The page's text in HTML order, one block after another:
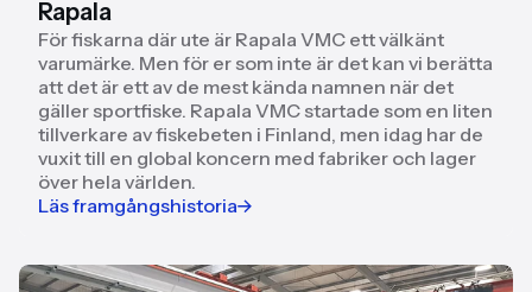
Rapala
För fiskarna där ute är Rapala VMC ett välkänt
varumärke. Men för er som inte är det kan vi berätta
att det är ett av de mest kända namnen när det
gäller sportfiske. Rapala VMC startade som en liten
tillverkare av fiskebeten i Finland, men idag har de
vuxit till en global koncern med fabriker och lager
över hela världen.
Läs framgångshistoria